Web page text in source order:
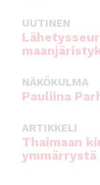
UUTINEN
NÄKÖKULMA
Pauliina
ARTIKKELI
Thaimaan
ymmärrystä